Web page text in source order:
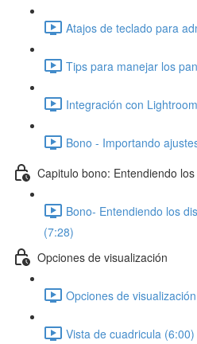
Atajos de teclado para
Tips para manejar los
Integración con
Bono - Importando
Capitulo bono: Entendiendo
Bono- Entendiendo los
(7:28)
Opciones de visualización
Opciones de
Vista de cuadricula (6:00)